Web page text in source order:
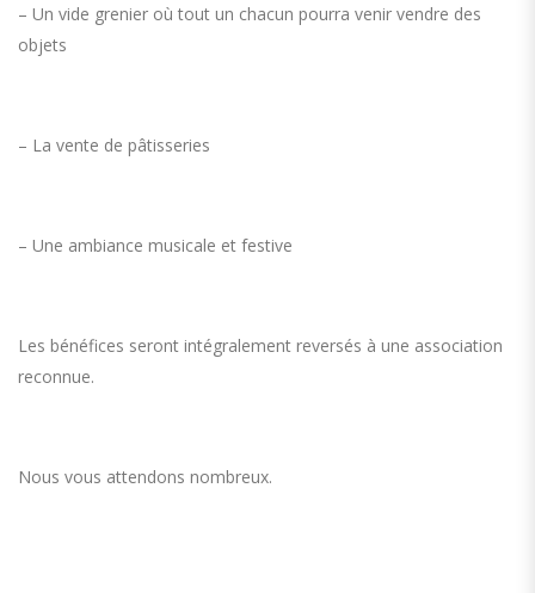
– Un vide grenier où tout un chacun pourra venir vendre des
objets
– La vente de pâtisseries
– Une ambiance musicale et festive
Les bénéfices seront intégralement reversés à une association
reconnue.
Nous vous attendons nombreux.